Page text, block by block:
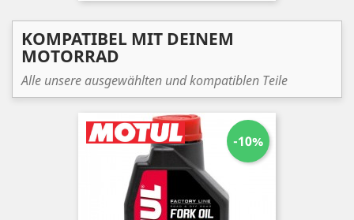
KOMPATIBEL MIT DEINEM
MOTORRAD
Alle unsere ausgewählten und kompatiblen Teile
-10%